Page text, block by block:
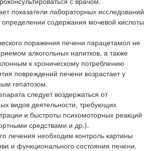
показатели лабораторных исследований
определении содержания мочевой кислоты
поражения печени парацетамол не
алкогольных напитков, а также
к хроническому потреблению
повреждений печени возрастает у
гепатозом.
следует воздержаться от
видов деятельности, требующих
и быстроты психомоторных реакций
средствами и др.).
лечения необходим контроль картины
и функционального состояния печени.